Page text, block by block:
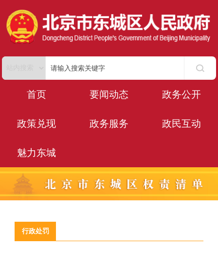
首页 要闻动态 政务公开
政策兑现 政务服务 政民互动
魅力东城
行政处罚